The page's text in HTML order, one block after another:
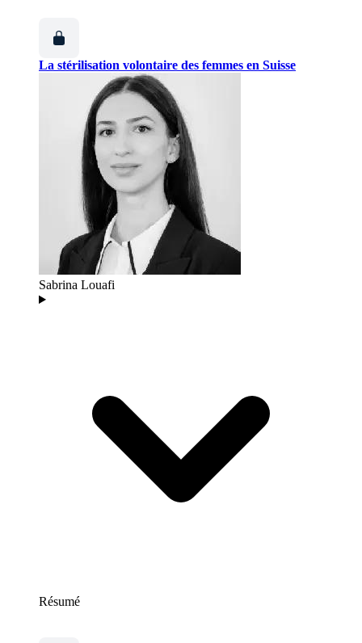
La stérilisation volontaire des femmes en Suisse
Sabrina Louafi
Résumé